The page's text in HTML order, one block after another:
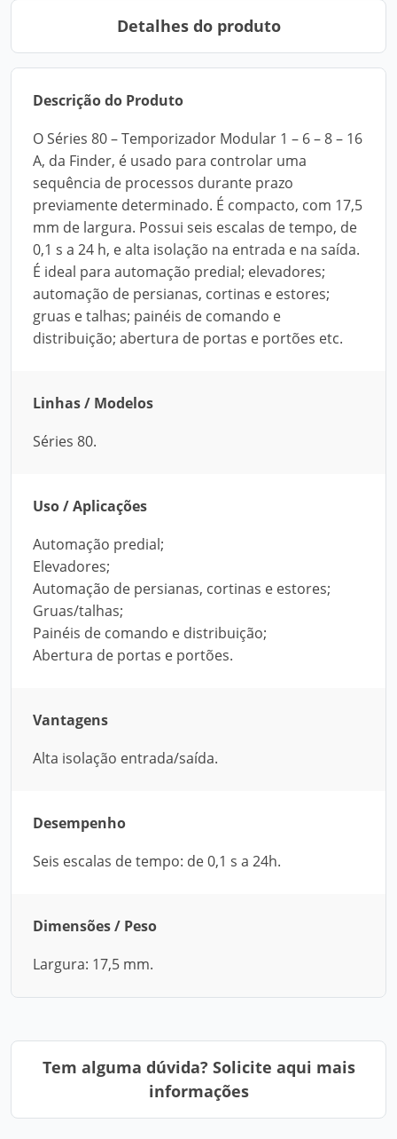
Detalhes do produto
Descrição do Produto
O Séries 80 – Temporizador Modular 1 – 6 – 8 – 16
A, da Finder, é usado para controlar uma
sequência de processos durante prazo
previamente determinado. É compacto, com 17,5
mm de largura. Possui seis escalas de tempo, de
0,1 s a 24 h, e alta isolação na entrada e na saída.
É ideal para automação predial; elevadores;
automação de persianas, cortinas e estores;
gruas e talhas; painéis de comando e
distribuição; abertura de portas e portões etc.
Linhas / Modelos
Séries 80.
Uso / Aplicações
Automação predial;
Elevadores;
Automação de persianas, cortinas e estores;
Gruas/talhas;
Painéis de comando e distribuição;
Abertura de portas e portões.
Vantagens
Alta isolação entrada/saída.
Desempenho
Seis escalas de tempo: de 0,1 s a 24h.
Dimensões / Peso
Largura: 17,5 mm.
Tem alguma dúvida? Solicite aqui mais
informações